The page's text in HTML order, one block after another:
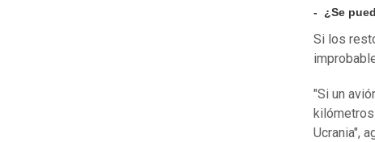
- ¿Se
Si los
"Si un
Ucrania",